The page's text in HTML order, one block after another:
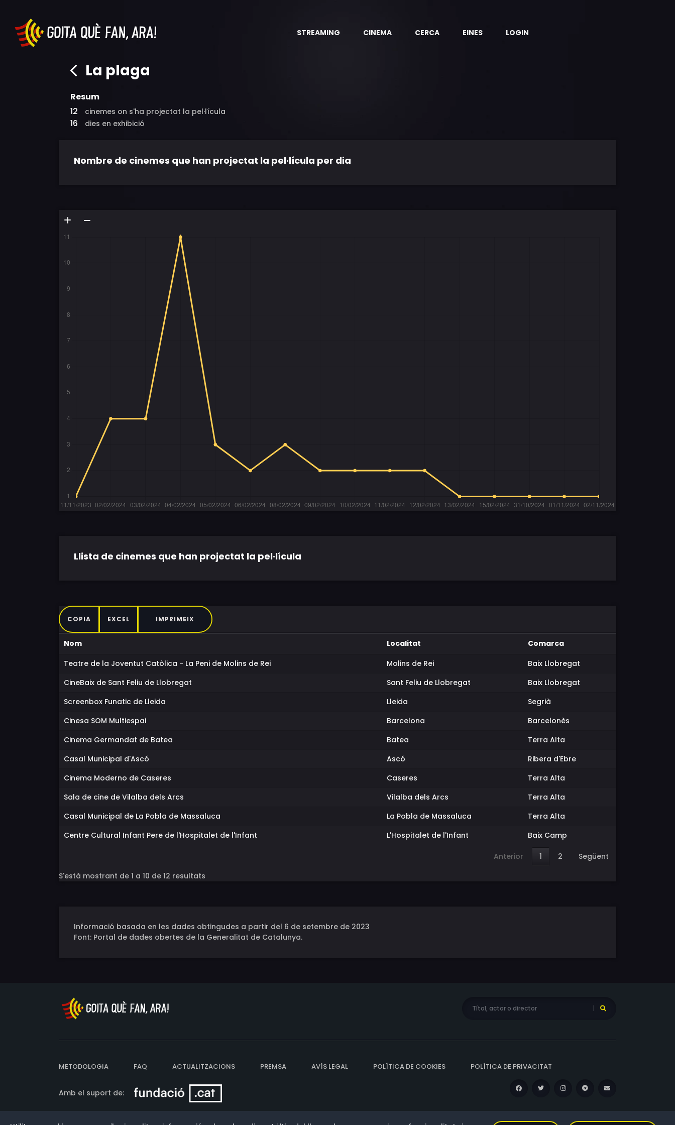
STREAMING CINEMA CERCA EINES LOGIN
La plaga
Resum
12
cinemes on s'ha projectat la pel·lícula
16 dies en exhibició
Nombre de cinemes que han projectat la pel·lícula per dia
Llista de cinemes que han projectat la pel·lícula
COPIA EXCEL IMPRIMEIX
Nom Localitat
Comarca
Teatre de la Joventut Catòlica - La Peni de Molins de Rei
Molins de Rei
Baix Llobregat
CineBaix de Sant Feliu de Llobregat
Sant Feliu de Llobregat
Baix Llobregat
Screenbox Funatic de Lleida
Lleida
Segrià
Cinesa SOM Multiespai
Barcelona
Barcelonès
Cinema Germandat de Batea
Batea
Terra Alta
Casal Municipal d'Ascó
Ascó
Ribera d'Ebre
Cinema Moderno de Caseres
Caseres
Terra Alta
Sala de cine de Vilalba dels Arcs
Vilalba dels Arcs
Terra Alta
Casal Municipal de La Pobla de Massaluca
La Pobla de Massaluca
Terra Alta
Centre Cultural Infant Pere de l'Hospitalet de l'Infant
L'Hospitalet de l'Infant Baix Camp
Anterior 1 2
Següent
S'està mostrant de 1 a 10 de 12 resultats
Informació basada en les dades obtingudes a partir del 6 de setembre de 2023
Font: Portal de dades obertes de la Generalitat de Catalunya.
METODOLOGIA FAQ ACTUALITZACIONS PREMSA AVÍS LEGAL POLÍTICA DE COOKIES POLÍTICA DE PRIVACITAT
Amb el suport de: